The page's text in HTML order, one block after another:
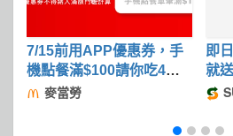
7/15前用APP優惠券，手
機點餐滿$100請你吃4塊
麥克鷄塊
麥當勞
即
就